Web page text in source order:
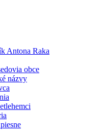
Antona Raka
obce
názvy